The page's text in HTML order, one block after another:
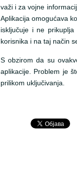
važi i za vojne
Aplikacija omogućava
isključuje i ne
korisnika i na taj način
S obzirom da su
aplikacije. Problem je
prilikom uključivanja.